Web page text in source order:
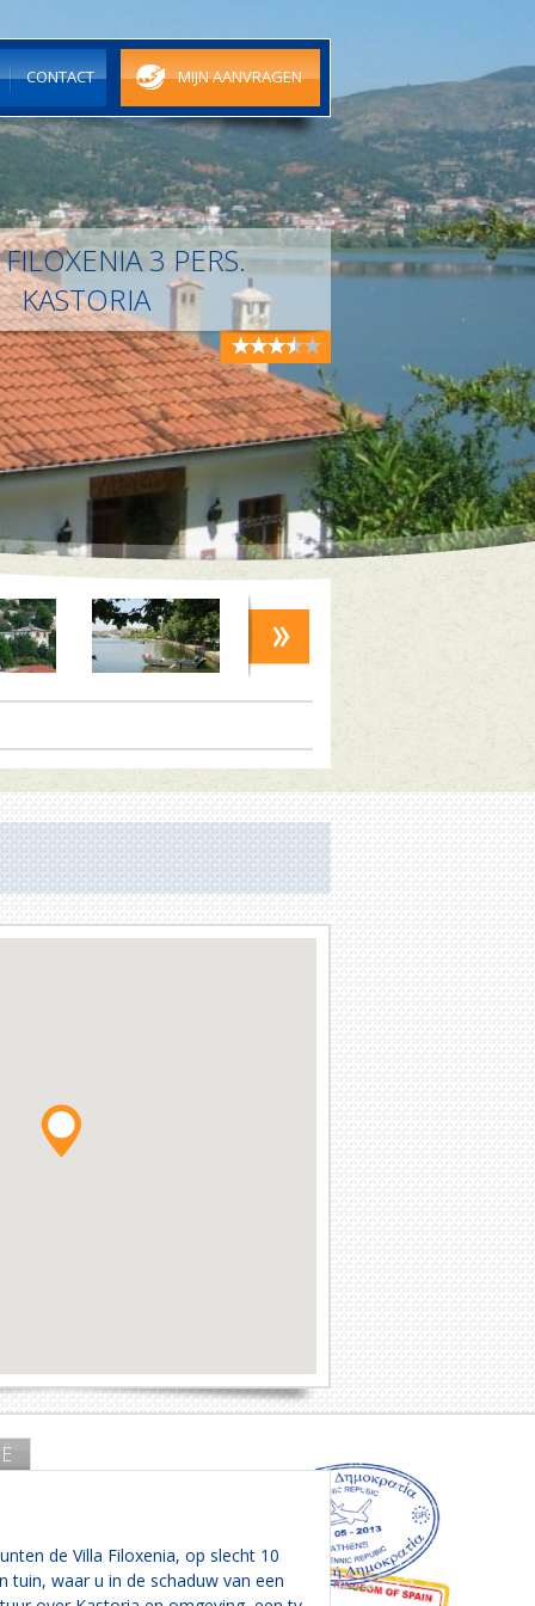
CONTACT MIJN AANVRAGEN
3 PERS.
KASTORIA
de Villa Filoxenia, op slecht 10
waar u in de schaduw van een